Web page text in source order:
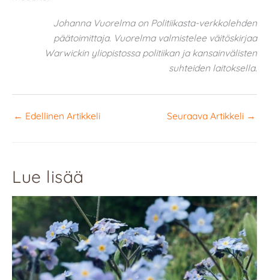
Johanna Vuorelma on Politiikasta-verkkolehden
päätoimittaja. Vuorelma valmistelee väitöskirjaa
Warwickin yliopistossa politiikan ja kansainvälisten
suhteiden laitoksella.
← Edellinen Artikkeli Seuraava Artikkeli →
Lue lisää